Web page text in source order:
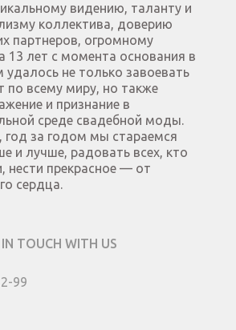
видению, таланту и
коллектива, доверию
партнеров, огромному
13 лет с момента основания в
удалось не только завоевать
по всему миру, но также
и признание в
среде свадебной моды.
год за годом мы стараемся
и лучше, радовать всех, кто
нести прекрасное — от
сердца.
TOUCH WITH US
99